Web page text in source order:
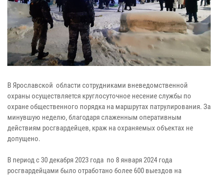
В Ярославской области сотрудниками вневедомственной
охраны осуществляется круглосуточное несение службы по
охране общественного порядка на маршрутах патрулирования. За
минувшую неделю, благодаря слаженным оперативным
действиям росгвардейцев, краж на охраняемых объектах не
допущено.
В период с 30 декабря 2023 года по 8 января 2024 года
росгвардейцами было отработано более 600 выездов на